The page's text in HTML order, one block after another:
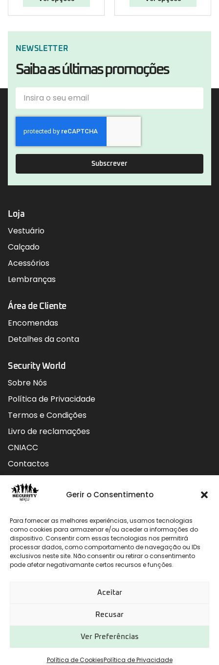
Gerir o Consentimento
Para fornecer as melhores experiências, usamos tecnologias
como cookies para armazenar e/ou aceder a informações do
dispositivo. Consentir com essas tecnologias nos permitirá
processar dados, como comportamento de navegação ou IDs
exclusivos neste site. Não consentir ou retirar o consentimento
pode afetar negativamante certos recursos e funções.
Aceitar
Recusar
Ver Preferências
Política de CookiesPolítica de Privacidade
NEWSLETTER
Saiba as últimas promoções
Subscrever
Loja
Vestuário
Calçado
Acessórios
Lembranças
Área de Cliente
Encomendas
Detalhes da conta
Security World
Sobre Nós
Política de Privacidade
Termos e Condições
Livro de reclamações
CNIACC
Contactos
Contactos
912 009 740 (Chamada para rede móvel nacional)
geral@securityworld.pt
Desenvolvido por CHITAS WEBSOLUTIONS